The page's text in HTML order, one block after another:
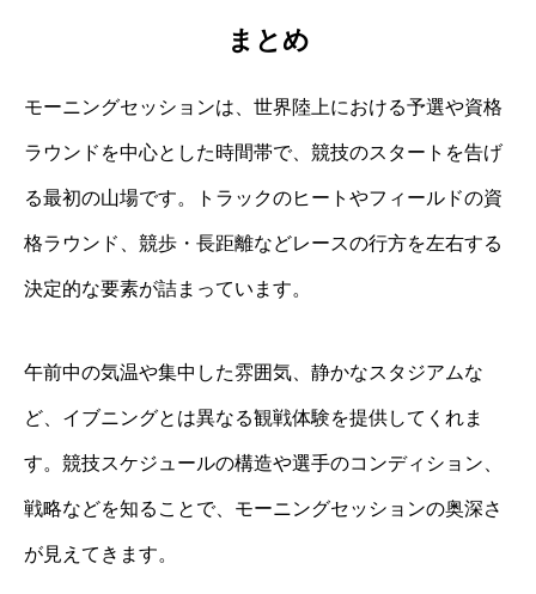
まとめ
モーニングセッションは、世界陸上における予選や資格
ラウンドを中心とした時間帯で、競技のスタートを告げ
る最初の山場です。トラックのヒートやフィールドの資
格ラウンド、競歩・長距離などレースの行方を左右する
決定的な要素が詰まっています。
午前中の気温や集中した雰囲気、静かなスタジアムな
ど、イブニングとは異なる観戦体験を提供してくれま
す。競技スケジュールの構造や選手のコンディション、
戦略などを知ることで、モーニングセッションの奥深さ
が見えてきます。